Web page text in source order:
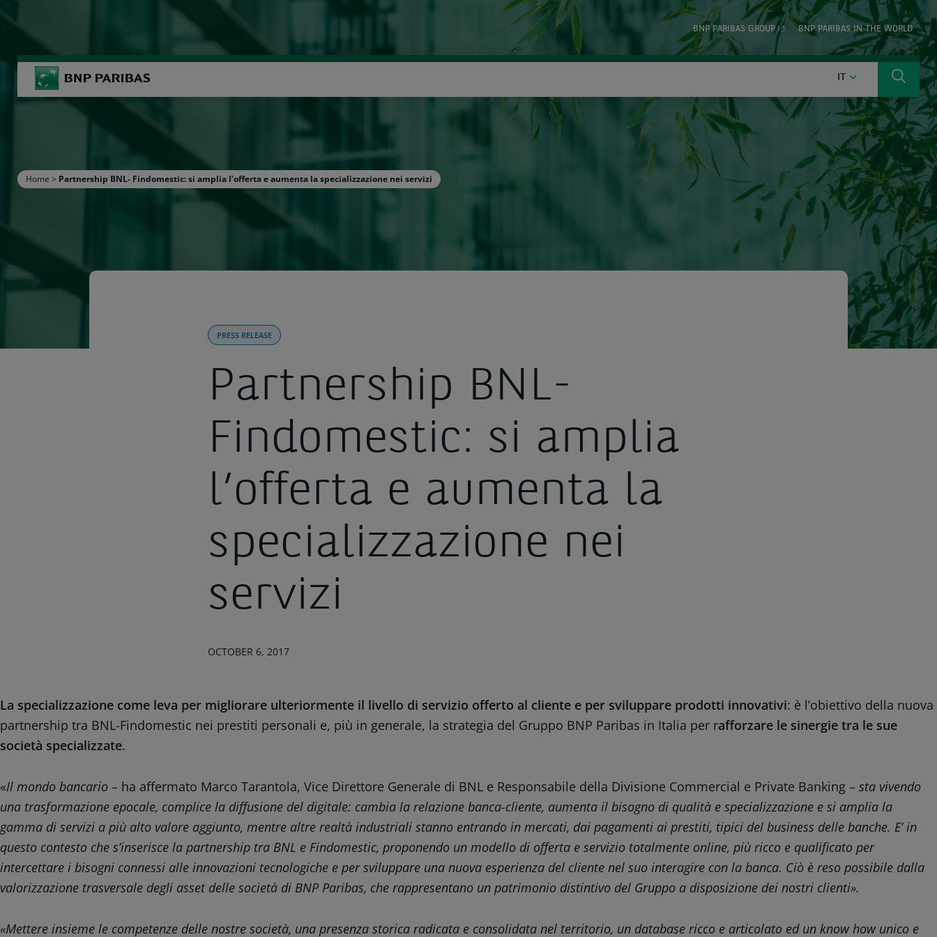
BNP PARIBAS GROUP BNP PARIBAS IN THE WORLD
BNP Paribas ITITALIANO Ricerca
Inserisci i termini di ricerca Ricerca
Home > Partnership BNL- Findomestic: si amplia l’offerta e aumenta la specializzazione nei servizi
PRESS RELEASE
Partnership BNL-
Findomestic: si amplia
l’offerta e aumenta la
specializzazione nei
servizi
OCTOBER 6, 2017
La specializzazione come leva per migliorare ulteriormente il livello di servizio offerto al cliente e per sviluppare prodotti innovativi: è l’obiettivo della nuova
partnership tra BNL-Findomestic nei prestiti personali e, più in generale, la strategia del Gruppo BNP Paribas in Italia per rafforzare le sinergie tra le sue
società specializzate.
«Il mondo bancario – ha affermato Marco Tarantola, Vice Direttore Generale di BNL e Responsabile della Divisione Commercial e Private Banking – sta vivendo
una trasformazione epocale, complice la diffusione del digitale: cambia la relazione banca-cliente, aumenta il bisogno di qualità e specializzazione e si amplia la
gamma di servizi a più alto valore aggiunto, mentre altre realtà industriali stanno entrando in mercati, dai pagamenti ai prestiti, tipici del business delle banche. E’ in
questo contesto che s’inserisce la partnership tra BNL e Findomestic, proponendo un modello di offerta e servizio totalmente online, più ricco e qualificato per
intercettare i bisogni connessi alle innovazioni tecnologiche e per sviluppare una nuova esperienza del cliente nel suo interagire con la banca. Ciò è reso possibile dalla
valorizzazione trasversale degli asset delle società di BNP Paribas, che rappresentano un patrimonio distintivo del Gruppo a disposizione dei nostri clienti».
«Mettere insieme le competenze delle nostre società, una presenza storica radicata e consolidata nel territorio, un database ricco e articolato ed un know how unico e